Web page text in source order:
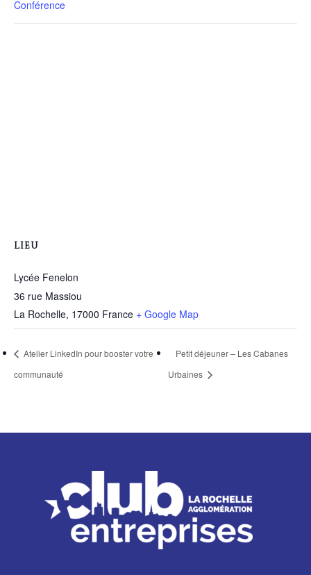
Conférence
LIEU
Lycée Fenelon
36 rue Massiou
La Rochelle, 17000 France + Google Map
Atelier LinkedIn pour booster votre
communauté
Petit déjeuner – Les Cabanes
Urbaines